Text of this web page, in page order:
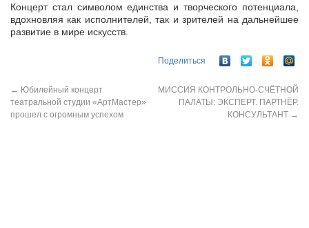
Концерт стал символом единства и творческого потенциала,
вдохновляя как исполнителей, так и зрителей на дальнейшее
развитие в мире искусств.
Поделиться
← Юбилейный концерт
театральной студии «АртМастер»
прошел с огромным успехом
МИССИЯ КОНТРОЛЬНО-СЧЁТНОЙ
ПАЛАТЫ: ЭКСПЕРТ. ПАРТНЁР.
КОНСУЛЬТАНТ →